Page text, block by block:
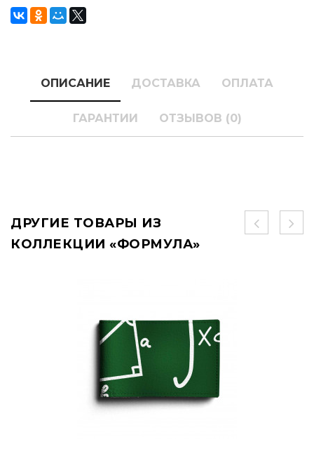
ОПИСАНИЕ ДОСТАВКА ОПЛАТА
ГАРАНТИИ ОТЗЫВОВ (0)
ДРУГИЕ ТОВАРЫ ИЗ
КОЛЛЕКЦИИ «ФОРМУЛА»